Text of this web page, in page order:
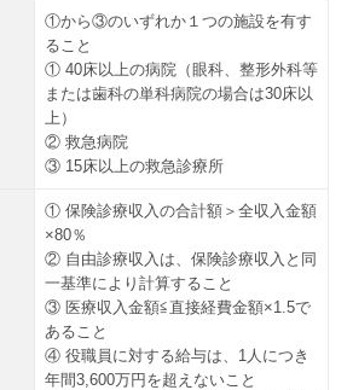
①から③のいずれか１つの施設を有す
ること
① 40床以上の病院（眼科、整形外科等
または歯科の単科病院の場合は30床以
上）
② 救急病院
③ 15床以上の救急診療所
① 保険診療収入の合計額＞全収入金額
×80％
② 自由診療収入は、保険診療収入と同
一基準により計算すること
③ 医療収入金額≦直接経費金額×1.5で
あること
④ 役職員に対する給与は、1人につき
年間3,600万円を超えないこと